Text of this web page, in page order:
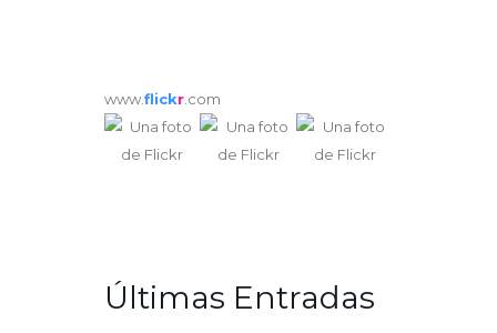
www.flickr .com
Últimas Entradas